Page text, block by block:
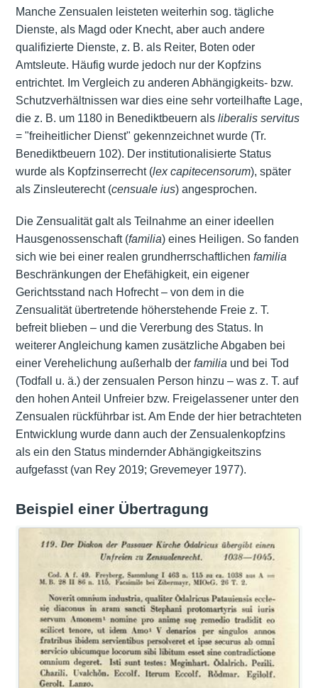
Manche Zensualen leisteten weiterhin sog. tägliche
Dienste, als Magd oder Knecht, aber auch andere
qualifizierte Dienste, z. B. als Reiter, Boten oder
Amtsleute. Häufig wurde jedoch nur der Kopfzins
entrichtet. Im Vergleich zu anderen Abhängigkeits- bzw.
Schutzverhältnissen war dies eine sehr vorteilhafte Lage,
die z. B. um 1180 in Benediktbeuern als liberalis servitus
= "freiheitlicher Dienst" gekennzeichnet wurde (Tr.
Benediktbeuern 102). Der institutionalisierte Status
wurde als Kopfzinserrecht (lex capitecensorum), später
als Zinsleuterecht (censuale ius) angesprochen.
Die Zensualität galt als Teilnahme an einer ideellen
Hausgenossenschaft (familia) eines Heiligen. So fanden
sich wie bei einer realen grundherrschaftlichen familia
Beschränkungen der Ehefähigkeit, ein eigener
Gerichtsstand nach Hofrecht – von dem in die
Zensualität übertretende höherstehende Freie z. T.
befreit blieben ‒ und die Vererbung des Status. In
weiterer Angleichung kamen zusätzliche Abgaben bei
einer Verehelichung außerhalb der familia und bei Tod
(Todfall u. ä.) der zensualen Person hinzu – was z. T. auf
den hohen Anteil Unfreier bzw. Freigelassener unter den
Zensualen rückführbar ist. Am Ende der hier betrachteten
Entwicklung wurde dann auch der Zensualenkopfzins
als ein den Status mindernder Abhängigkeitszins
aufgefasst (van Rey 2019; Grevemeyer 1977).
Beispiel einer Übertragung